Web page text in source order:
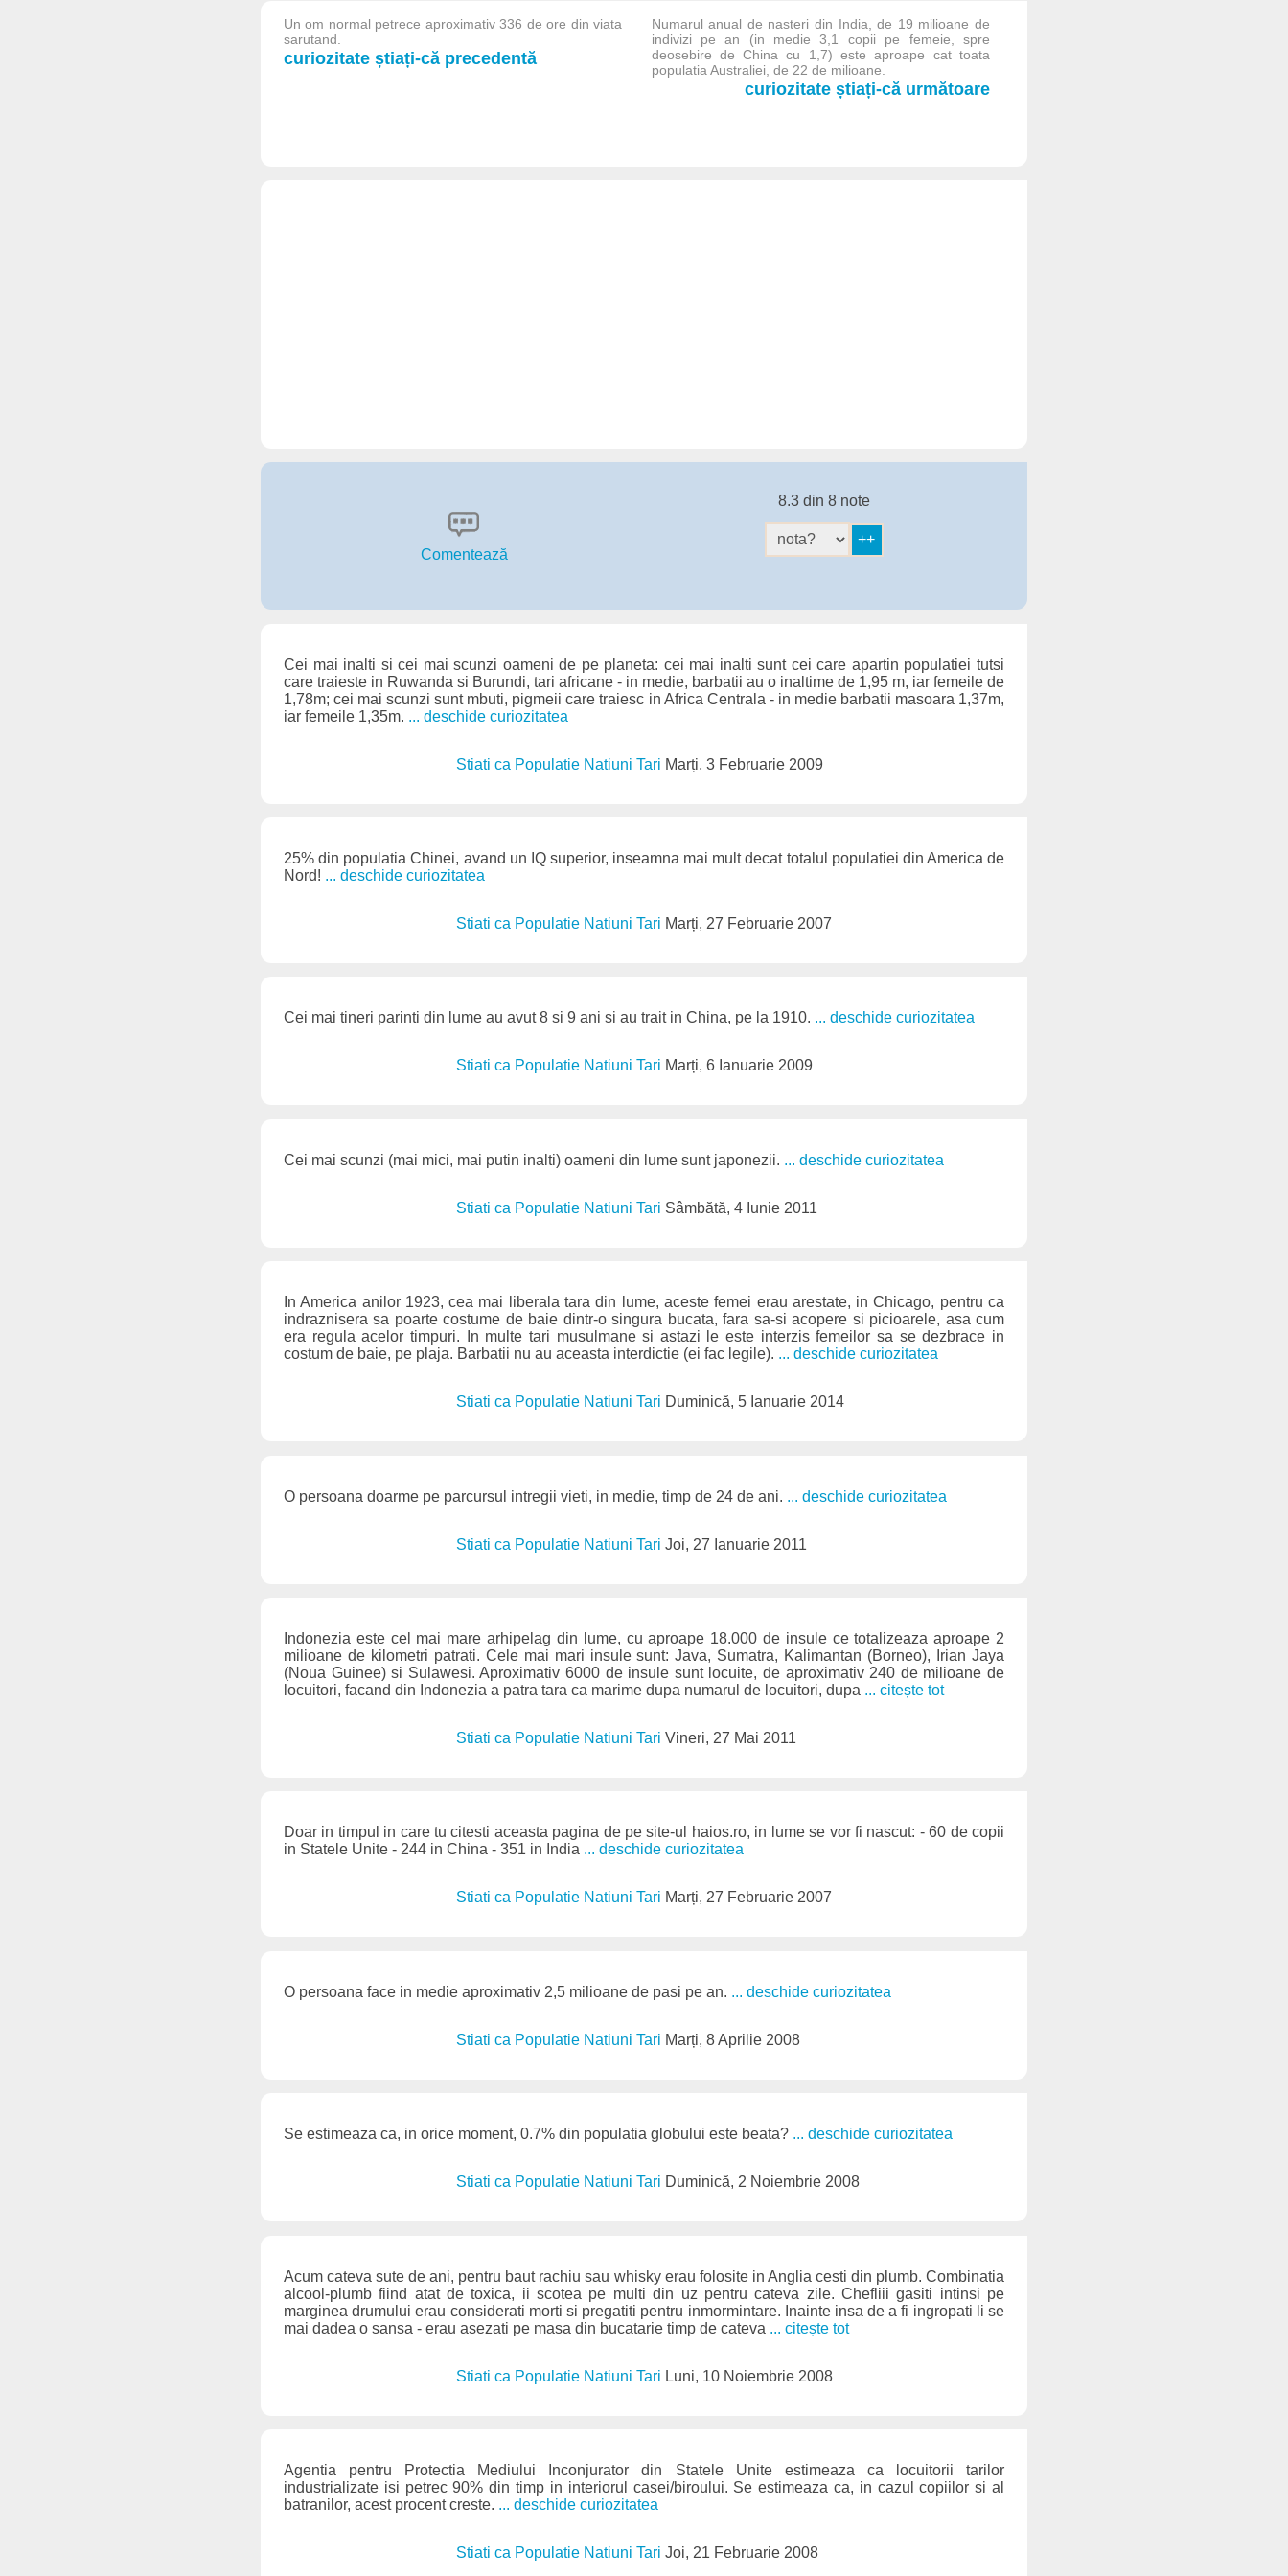
Un om normal petrece aproximativ 336 de ore din viata
sarutand.
curiozitate știați-că precedentă
Numarul anual de nasteri din India, de 19 milioane de
indivizi pe an (in medie 3,1 copii pe femeie, spre
deosebire de China cu 1,7) este aproape cat toata
populatia Australiei, de 22 de milioane.
curiozitate știați-că următoare
Comentează
8.3 din 8 note
Cei mai inalti si cei mai scunzi oameni de pe planeta: cei mai inalti sunt cei care apartin populatiei tutsi
care traieste in Ruwanda si Burundi, tari africane - in medie, barbatii au o inaltime de 1,95 m, iar femeile de
1,78m; cei mai scunzi sunt mbuti, pigmeii care traiesc in Africa Centrala - in medie barbatii masoara 1,37m,
iar femeile 1,35m. ... deschide curiozitatea
Stiati ca Populatie Natiuni Tari Marți, 3 Februarie 2009
25% din populatia Chinei, avand un IQ superior, inseamna mai mult decat totalul populatiei din America de
Nord! ... deschide curiozitatea
Stiati ca Populatie Natiuni Tari Marți, 27 Februarie 2007
Cei mai tineri parinti din lume au avut 8 si 9 ani si au trait in China, pe la 1910. ... deschide curiozitatea
Stiati ca Populatie Natiuni Tari Marți, 6 Ianuarie 2009
Cei mai scunzi (mai mici, mai putin inalti) oameni din lume sunt japonezii. ... deschide curiozitatea
Stiati ca Populatie Natiuni Tari Sâmbătă, 4 Iunie 2011
In America anilor 1923, cea mai liberala tara din lume, aceste femei erau arestate, in Chicago, pentru ca
indraznisera sa poarte costume de baie dintr-o singura bucata, fara sa-si acopere si picioarele, asa cum
era regula acelor timpuri. In multe tari musulmane si astazi le este interzis femeilor sa se dezbrace in
costum de baie, pe plaja. Barbatii nu au aceasta interdictie (ei fac legile). ... deschide curiozitatea
Stiati ca Populatie Natiuni Tari Duminică, 5 Ianuarie 2014
O persoana doarme pe parcursul intregii vieti, in medie, timp de 24 de ani. ... deschide curiozitatea
Stiati ca Populatie Natiuni TariJoi, 27 Ianuarie 2011
Indonezia este cel mai mare arhipelag din lume, cu aproape 18.000 de insule ce totalizeaza aproape 2
milioane de kilometri patrati. Cele mai mari insule sunt: Java, Sumatra, Kalimantan (Borneo), Irian Jaya
(Noua Guinee) si Sulawesi. Aproximativ 6000 de insule sunt locuite, de aproximativ 240 de milioane de
locuitori, facand din Indonezia a patra tara ca marime dupa numarul de locuitori, dupa ... citește tot
Stiati ca Populatie Natiuni TariVineri, 27 Mai 2011
Doar in timpul in care tu citesti aceasta pagina de pe site-ul haios.ro, in lume se vor fi nascut: - 60 de copii
in Statele Unite - 244 in China - 351 in India ... deschide curiozitatea
Stiati ca Populatie Natiuni Tari Marți, 27 Februarie 2007
O persoana face in medie aproximativ 2,5 milioane de pasi pe an. ... deschide curiozitatea
Stiati ca Populatie Natiuni Tari Marți, 8 Aprilie 2008
Se estimeaza ca, in orice moment, 0.7% din populatia globului este beata? ... deschide curiozitatea
Stiati ca Populatie Natiuni Tari Duminică, 2 Noiembrie 2008
Acum cateva sute de ani, pentru baut rachiu sau whisky erau folosite in Anglia cesti din plumb. Combinatia
alcool-plumb fiind atat de toxica, ii scotea pe multi din uz pentru cateva zile. Chefliii gasiti intinsi pe
marginea drumului erau considerati morti si pregatiti pentru inmormintare. Inainte insa de a fi ingropati li se
mai dadea o sansa - erau asezati pe masa din bucatarie timp de cateva ... citește tot
Stiati ca Populatie Natiuni Tari Luni, 10 Noiembrie 2008
Agentia pentru Protectia Mediului Inconjurator din Statele Unite estimeaza ca locuitorii tarilor
industrializate isi petrec 90% din timp in interiorul casei/biroului. Se estimeaza ca, in cazul copiilor si al
batranilor, acest procent creste. ... deschide curiozitatea
Stiati ca Populatie Natiuni TariJoi, 21 Februarie 2008